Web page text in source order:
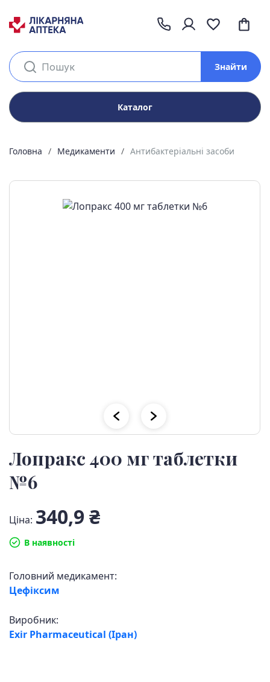
Каталог
Знайти
Головна Медикаменти Антибактеріальні засоби
Лопракс 400 мг таблетки
№6
Ціна: 340,9 ₴
В наявності
Головний медикамент:
Цефіксим
Виробник:
Exir Pharmaceutical (Іран)